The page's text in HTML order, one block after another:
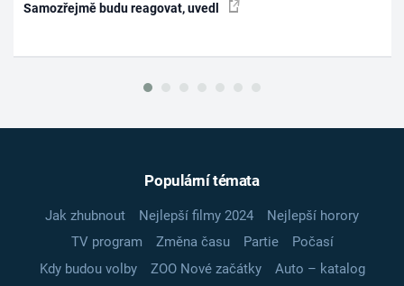
Samozřejmě budu reagovat, uvedl
Populární témata
Jak zhubnout Nejlepší filmy 2024
Nejlepší horory
TV program
Změna času Partie
Počasí
Kdy budou volby
ZOO Nové začátky
Auto – katalog